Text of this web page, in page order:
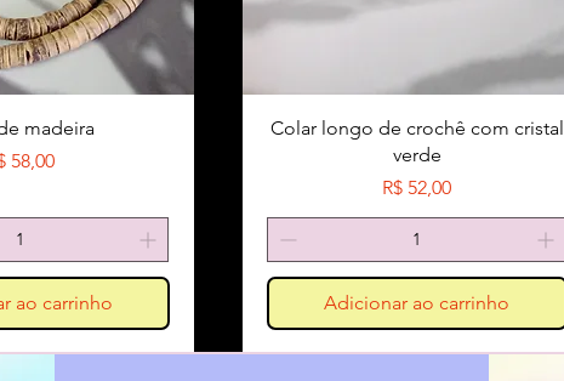
madeira
58,00
ao carrinho
Colar longo de crochê com cristal
verde
Preço
R$ 52,00
Adicionar ao carrinho